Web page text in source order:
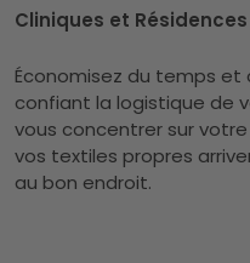
Cliniques et Résidences
Économisez du temps et
confiant la logistique de
vous concentrer sur
vos textiles propres
au bon endroit.